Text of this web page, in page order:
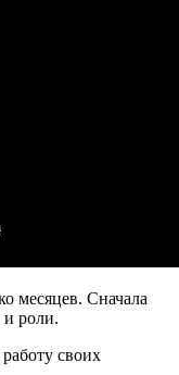
месяцев. Сначала
и роли.